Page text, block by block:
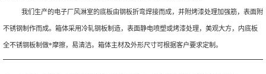
我们生产的电子厂风淋室的底板由钢板折弯焊接而成，并附烤漆处理加强筋，表面附
不锈钢制作而成。箱体采用冷轧钢板制造，表面静电喷塑或烤漆处理，美观大方，内底板
全不锈钢板制做*摩擦，易清洁。箱体主材及外形尺寸可根据客户要求定制。